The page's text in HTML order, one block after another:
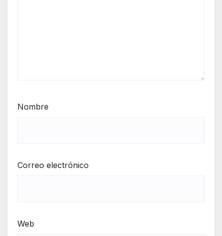
Nombre
Correo electrónico
Web